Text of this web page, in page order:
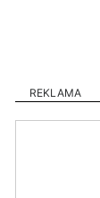
REKLAMA